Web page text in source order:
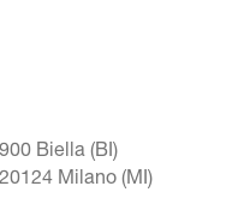
Biella (BI)
Milano (MI)